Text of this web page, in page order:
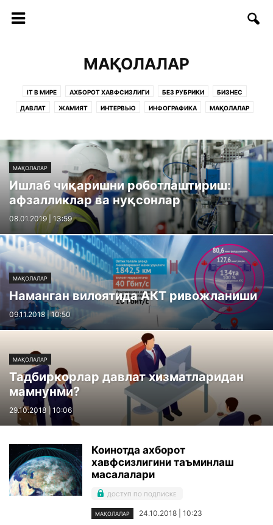
МАҚОЛАЛАР
IT В МИРЕ АХБОРОТ ХАВФСИЗЛИГИ БЕЗ РУБРИКИ БИЗНЕС
ДАВЛАТ ЖАМИЯТ ИНТЕРВЬЮ ИНФОГРАФИКА МАҚОЛАЛАР
СТАРТАП СТАТЬИ ТАДБИРЛАР ТАЪЛИМ ТЕЛЕКОММУНИКАЦИЯ
ТЕХНОЛОГИЯЛАР ФИКРЛАР
МАҚОЛАЛАР
Ишлаб чиқаришни роботлаштириш:
афзалликлар ва нуқсонлар
08.01.2019 | 13:59
МАҚОЛАЛАР
Наманган вилоятида АКТ ривожланиши
09.11.2018 | 10:50
МАҚОЛАЛАР
Тадбиркорлар давлат хизматларидан
мамнунми?
29.10.2018 | 10:06
Коинотда ахборот
хавфсизлигини таъминлаш
масалалари
ДОСТУП ПО ПОДПИСКЕ
МАҚОЛАЛАР 24.10.2018 | 10:23